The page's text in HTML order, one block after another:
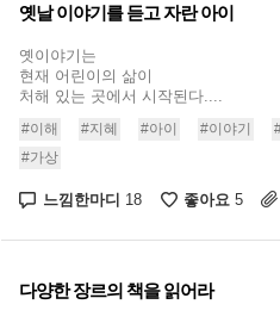
옛날 이야기를 듣고 자란 아이
옛이야기는
현재 어린이의 삶이
처해 있는 곳에서 시작된다....
#이해 #지혜 #아이 #이야기
#가상
느낌한마디 18 좋아요 5
다양한 장르의 책을 읽어라